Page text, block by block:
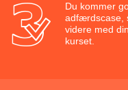
Du kommer
adfærdscase,
videre med
kurset.